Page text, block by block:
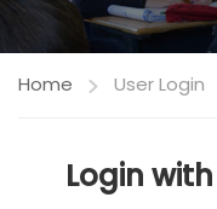
Home User Login
Login